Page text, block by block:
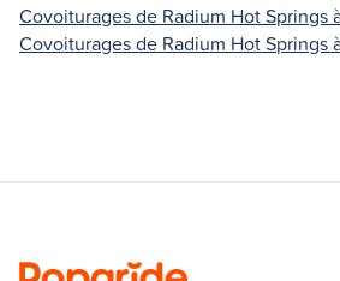
Covoiturages de Radium Hot Springs
Covoiturages de Radium Hot Springs